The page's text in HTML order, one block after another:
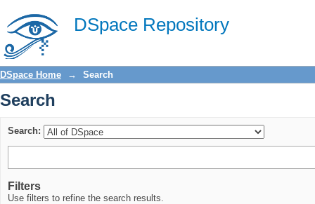
DSpace Repository
Search
DSpace Home → Search
Search
Search:
Filters
Use filters to refine the search results.